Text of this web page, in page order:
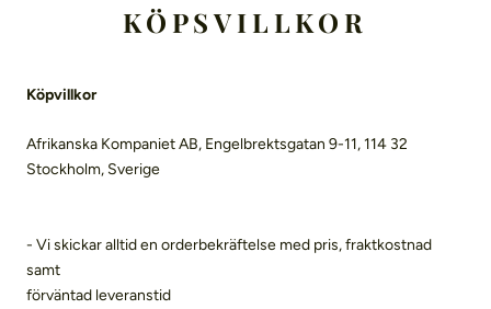
KÖPSVILLKOR
Köpvillkor
Afrikanska Kompaniet AB, Engelbrektsgatan 9-11, 114 32
Stockholm, Sverige
- Vi skickar alltid en orderbekräftelse med pris, fraktkostnad
samt
förväntad leveranstid